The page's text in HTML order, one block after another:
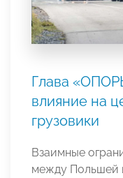
Глава
влияние на
грузовики
Взаимные
между Польшей